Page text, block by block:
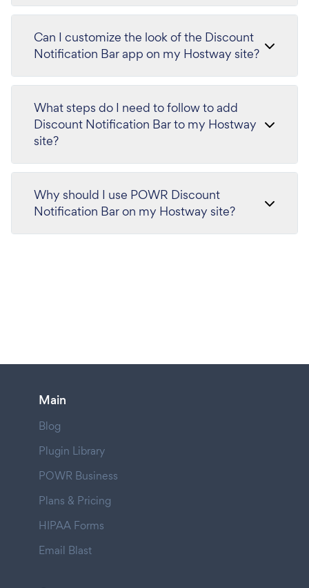
Can I customize the look of the Discount
Notification Bar app on my Hostway site?
What steps do I need to follow to add
Discount Notification Bar to my Hostway
site?
Why should I use POWR Discount
Notification Bar on my Hostway site?
Main
Blog
Plugin Library
POWR Business
Plans & Pricing
HIPAA Forms
Email Blast